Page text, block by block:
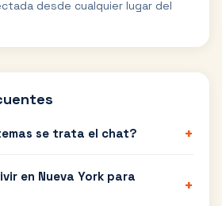
desde cualquier lugar del
se trata el chat? +
en Nueva York para
+